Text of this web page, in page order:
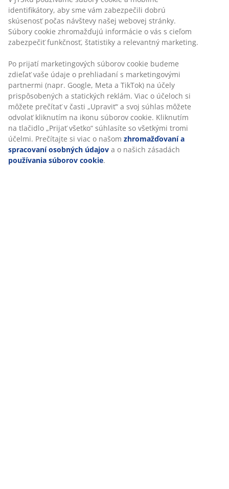
Vankúš z umelého vlákna 50x70 cm s unikátnou
náplňou zo silikonizovaného polyesterového páperia
(100 % recyklované), 1045 g. Mäkké ľahké páperie si
miesto. Jemný poťah zo 100 % bavlneného batistu. Prať
na 60 °C.
SKU: 4351104
Špecifikácie